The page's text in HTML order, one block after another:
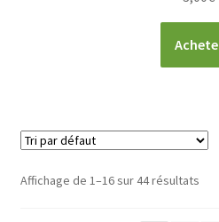
Affichage de 1–16 sur 44 résultats